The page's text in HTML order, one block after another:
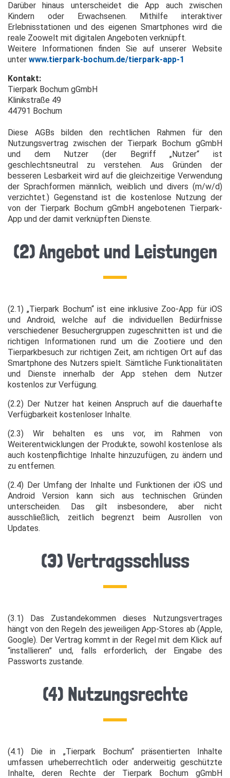
Darüber hinaus unterscheidet die App auch zwischen
Kindern oder Erwachsenen. Mithilfe interaktiver
Erlebnisstationen und des eigenen Smartphones wird die
reale Zoowelt mit digitalen Angeboten verknüpft.
Weitere Informationen finden Sie auf unserer Website
unter www.tierpark-bochum.de/tierpark-app-1
Kontakt:
Tierpark Bochum gGmbH
Klinikstraße 49
44791 Bochum
Diese AGBs bilden den rechtlichen Rahmen für den
Nutzungsvertrag zwischen der Tierpark Bochum gGmbH
und dem Nutzer (der Begriff „Nutzer“ ist
geschlechtsneutral zu verstehen. Aus Gründen der
besseren Lesbarkeit wird auf die gleichzeitige Verwendung
der Sprachformen männlich, weiblich und divers (m/w/d)
verzichtet.) Gegenstand ist die kostenlose Nutzung der
von der Tierpark Bochum gGmbH angebotenen Tierpark-
App und der damit verknüpften Dienste.
(2) Angebot und Leistungen
(2.1) „Tierpark Bochum“ ist eine inklusive Zoo-App für iOS
und Android, welche auf die individuellen Bedürfnisse
verschiedener Besuchergruppen zugeschnitten ist und die
richtigen Informationen rund um die Zootiere und den
Tierparkbesuch zur richtigen Zeit, am richtigen Ort auf das
Smartphone des Nutzers spielt. Sämtliche Funktionalitäten
und Dienste innerhalb der App stehen dem Nutzer
kostenlos zur Verfügung.
(2.2) Der Nutzer hat keinen Anspruch auf die dauerhafte
Verfügbarkeit kostenloser Inhalte.
(2.3) Wir behalten es uns vor, im Rahmen von
Weiterentwicklungen der Produkte, sowohl kostenlose als
auch kostenpflichtige Inhalte hinzuzufügen, zu ändern und
zu entfernen.
(2.4) Der Umfang der Inhalte und Funktionen der iOS und
Android Version kann sich aus technischen Gründen
unterscheiden. Das gilt insbesondere, aber nicht
ausschließlich, zeitlich begrenzt beim Ausrollen von
Updates.
(3) Vertragsschluss
(3.1) Das Zustandekommen dieses Nutzungsvertrages
hängt von den Regeln des jeweiligen App-Stores ab (Apple,
Google). Der Vertrag kommt in der Regel mit dem Klick auf
“installieren” und, falls erforderlich, der Eingabe des
Passworts zustande.
(4) Nutzungsrechte
(4.1) Die in „Tierpark Bochum“ präsentierten Inhalte
umfassen urheberrechtlich oder anderweitig geschützte
Inhalte, deren Rechte der Tierpark Bochum gGmbH